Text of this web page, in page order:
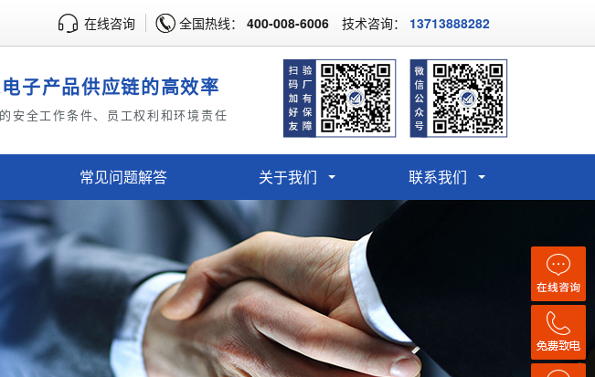
在线咨询 全国热线： 400-008-6006 技术咨询： 13713888282
子产品供应链的高效率
安全工作条件、员工权利和环境责任
常见问题解答 关于我们 联系我们